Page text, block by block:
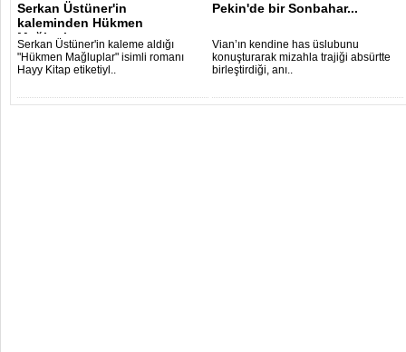
Serkan Üstüner'in
kaleminden Hükmen
Mağluplar
Serkan Üstüner'in kaleme aldığı
"Hükmen Mağluplar" isimli romanı
Hayy Kitap etiketiyl..
Pekin'de bir Sonbahar...
Vian’ın kendine has üslubunu
konuşturarak mizahla trajiği absürtte
birleştirdiği, anı..